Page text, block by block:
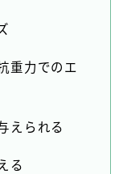
重力でのエ
えられる
る